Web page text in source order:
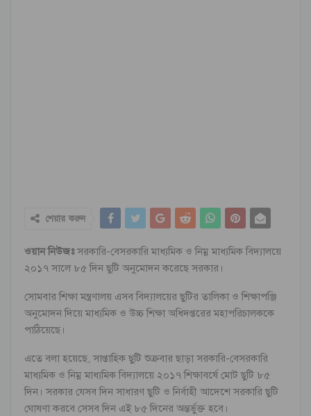
শেয়ার করুন
ওয়ান নিউজঃসরকারি-বেসরকারি মাধ্যমিক ও নিম্ন মাধ্যমিক বিদ্যালয়ে
২০১৭ সালে ৮৫ দিন ছুটি অনুমোদন করেছে সরকার।
সোমবার শিক্ষা মন্ত্রণালয় এসব বিদ্যালয়ের ছুটির তালিকা ও শিক্ষাপঞ্জি
অনুমোদন দিয়ে মাধ্যমিক ও উচ্চ শিক্ষা অধিদপ্তরের মহাপরিচালককে
পাঠিয়েছে।
এতে বলা হয়েছে, সাপ্তাহিক ছুটি শুক্রবার ছাড়া সরকারি-বেসরকারি
মাধ্যমিক ও নিম্ন মাধ্যমিক বিদ্যালয়ে ২০১৭ শিক্ষাবর্ষে মোট ছুটি ৮৫
দিন। সরকার যেসব দিন সাধারণ ছুটি ও নির্বাহী আদেশে সরকারি ছুটি
ঘোষণা করবে সেসব দিন এই ৮৫ দিনের অন্তর্ভুক্ত হবে।